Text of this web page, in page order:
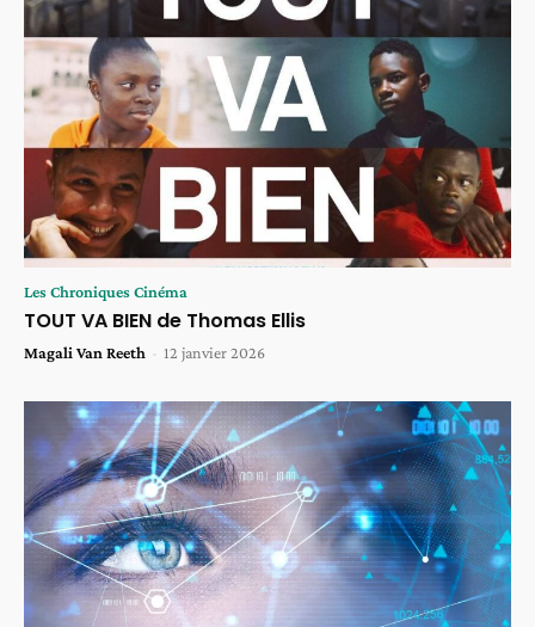
Les Chroniques Cinéma
TOUT VA BIEN de Thomas Ellis
Magali Van Reeth - 12 janvier 2026